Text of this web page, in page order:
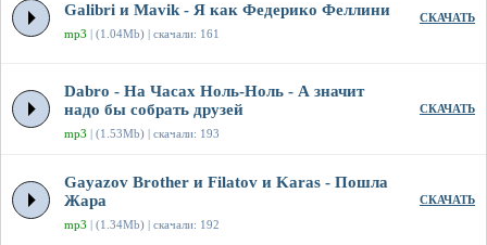
Galibri и Mavik - Я как Федерико Феллини
mp3 | (1.04Mb) | скачали: 161
СКАЧАТЬ
Dabro - На Часах Ноль-Ноль - А значит
надо бы собрать друзей
mp3 | (1.53Mb) | скачали: 193
СКАЧАТЬ
Gayazov Brother и Filatov и Karas - Пошла
Жара
mp3 | (1.34Mb) | скачали: 192
СКАЧАТЬ